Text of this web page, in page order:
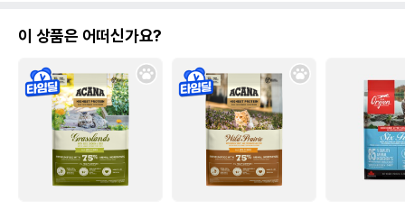
이 상품은 어떠신가요?